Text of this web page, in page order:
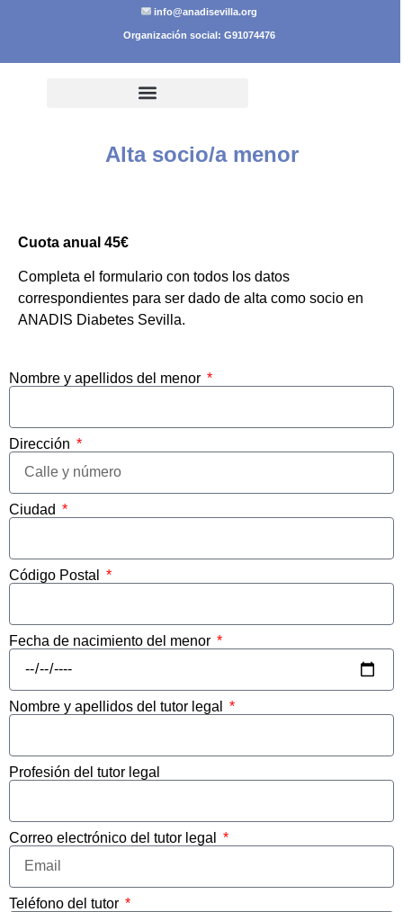
info@anadisevilla.org
Organización social: G91074476
Alta socio/a menor
Cuota anual 45€
Completa el formulario con todos los datos
correspondientes para ser dado de alta como socio en
ANADIS Diabetes Sevilla.
Nombre y apellidos del menor
Dirección
Ciudad
Código Postal
Fecha de nacimiento del menor
Nombre y apellidos del tutor legal
Profesión del tutor legal
Correo electrónico del tutor legal
Teléfono del tutor